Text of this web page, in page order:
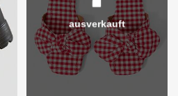
ausverkauft